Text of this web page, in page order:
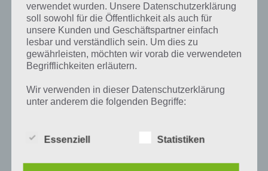
Auf WhatsApp teilen Teilen auf Facebook
Tweet auf Twitter
Mehr Artikel hier auf Touchportal
verwendet wurden. Unsere Datenschutzerklärung
soll sowohl für die Öffentlichkeit als auch für
unsere Kunden und Geschäftspartner einfach
lesbar und verständlich sein. Um dies zu
gewährleisten, möchten wir vorab die verwendeten
Begrifflichkeiten erläutern.
Wir verwenden in dieser Datenschutzerklärung
unter anderem die folgenden Begriffe:
a) personenbezogene Daten
Essenziell Statistiken